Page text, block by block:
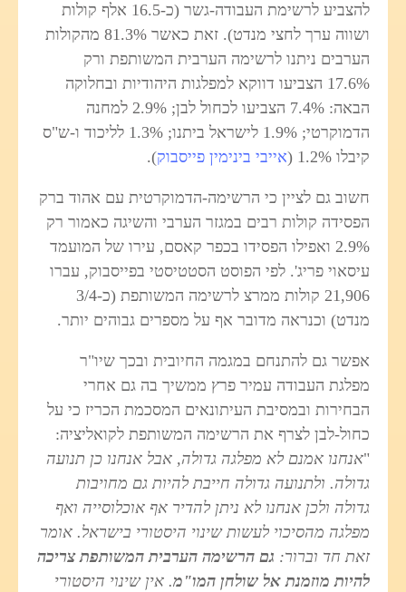
להצביע לרשימת העבודה-גשר (כ-16.5 אלף קולות
ושווה ערך לחצי מנדט). זאת כאשר 81.3% מהקולות
הערבים ניתנו לרשימה הערבית המשותפת ורק
17.6% הצביעו דווקא למפלגות היהודיות ובחלוקה
הבאה: 7.4% הצביעו לכחול לבן; 2.9% למחנה
הדמוקרטי; 1.9% לישראל ביתנו; 1.3% לליכוד ו-ש"ס
קיבלו 1.2% (
אייבי בינימין פייסבוק).
חשוב גם לציין כי הרשימה-הדמוקרטית עם אהוד ברק
הפסידה קולות רבים במגזר הערבי והשיגה כאמור רק
2.9% ואפילו הפסידו בכפר קאסם, עירו של המועמד
עיסאוי פריג'. לפי הפוסט הסטטיסטי בפייסבוק, עברו
21,906 קולות ממרצ לרשימה המשותפת (כ-3/4
מנדט) וכנראה מדובר אף על מספרים גבוהים יותר.
אפשר גם להתנחם במגמה החיובית ובכך שיו"ר
מפלגת העבודה עמיר פרץ ממשיך בה גם אחרי
הבחירות ובמסיבת העיתונאים המסכמת הכריז כי על
כחול-לבן לצרף את הרשימה המשותפת לקואליציה:
"אנחנו אמנם לא מפלגה גדולה, אבל אנחנו כן תנועה
גדולה. ולתנועה גדולה חייבת להיות גם מחויבות
גדולה ולכן אנחנו לא ניתן להדיר אף אוכלוסייה ואף
מפלגה מהסיכוי לעשות שינוי היסטורי בישראל. אומר
זאת חד וברור: גם הרשימה הערבית המשותפת צריכה
להיות מוזמנת אל שולחן המו"מ. אין שינוי היסטורי